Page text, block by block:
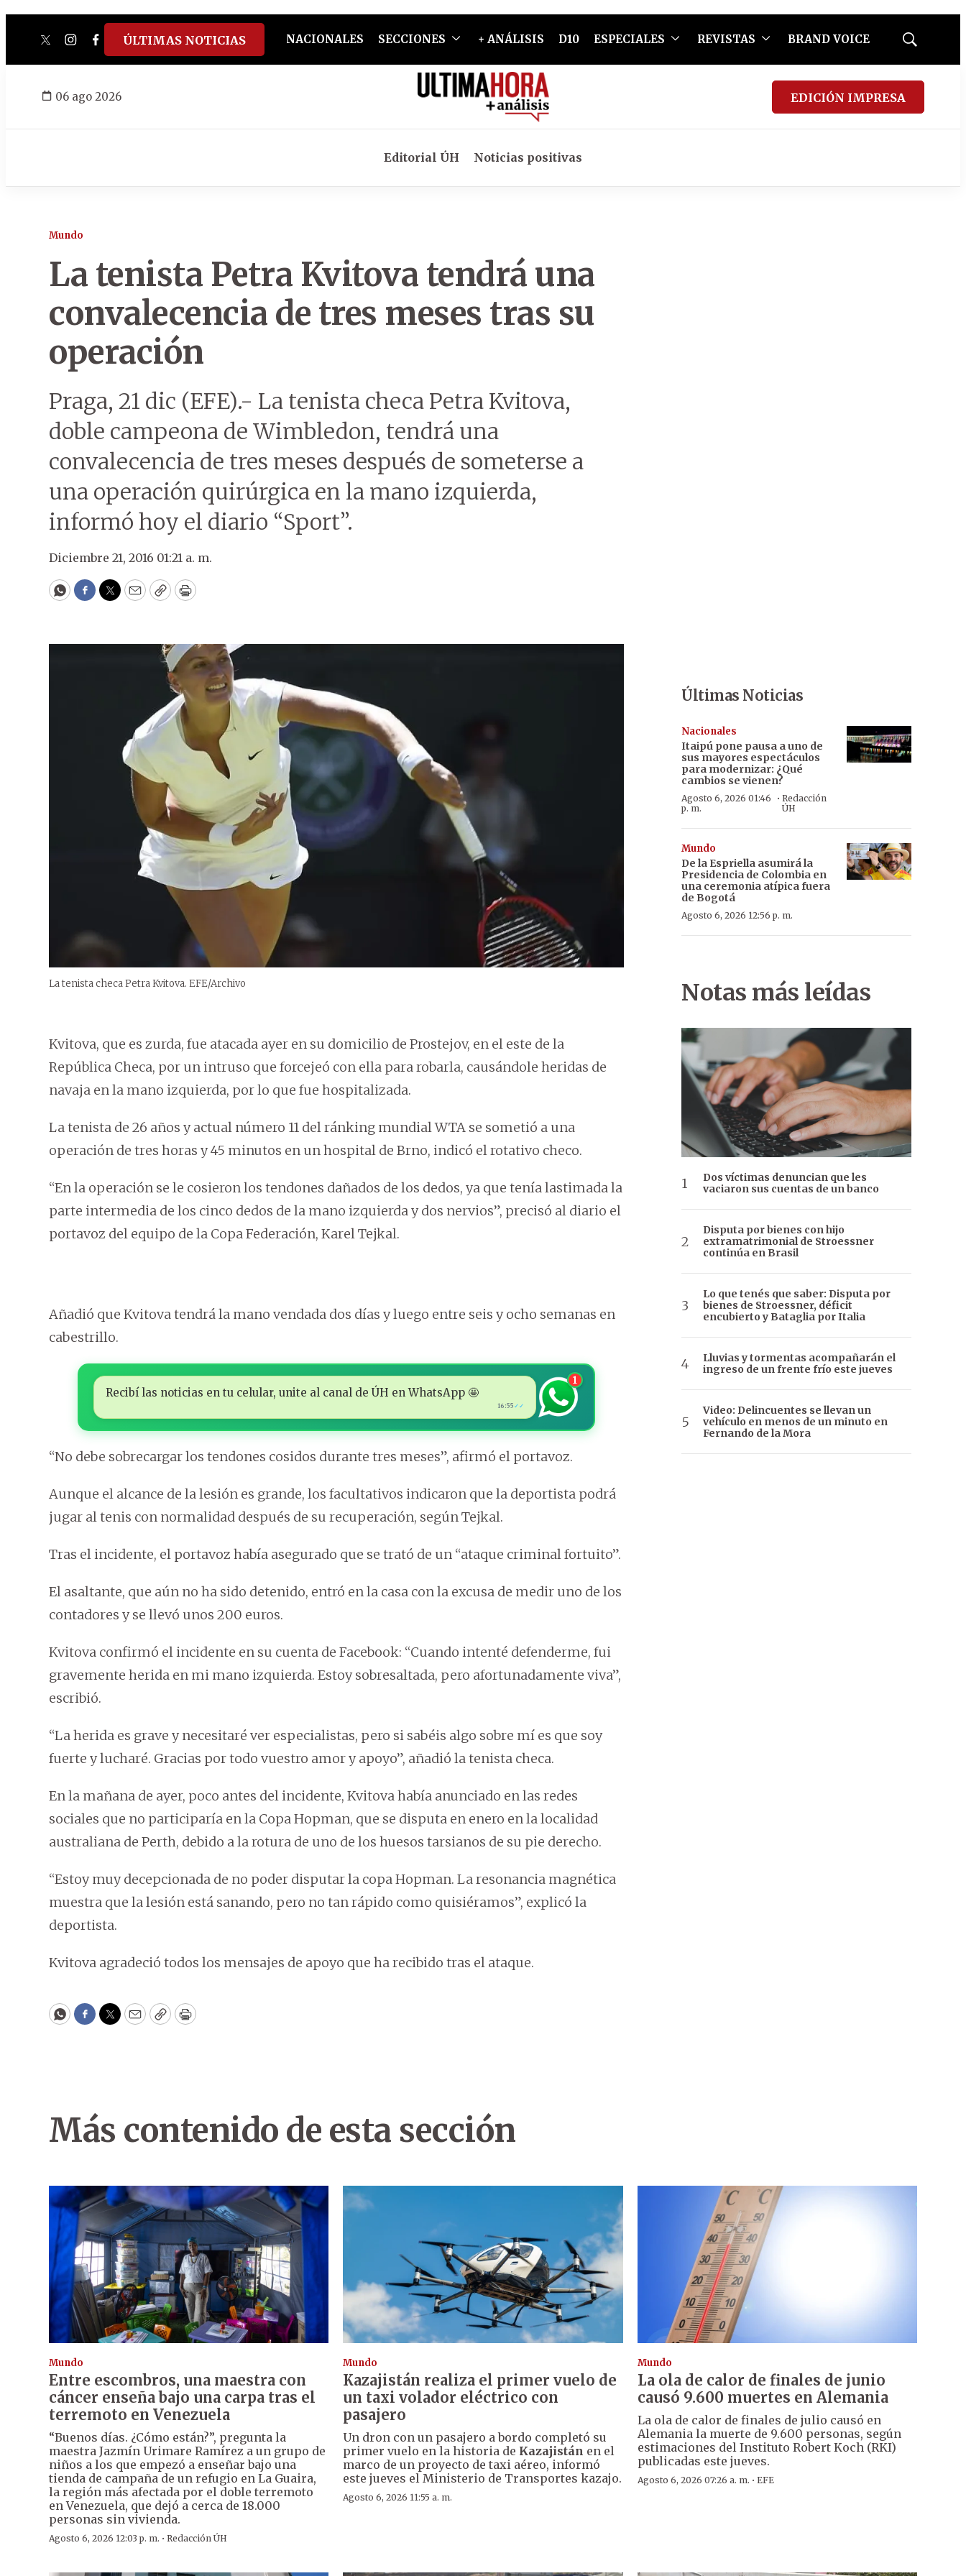
twitterinstagram
facebook
tiktokyoutube
spotify
ÚLTIMAS NOTICIAS NACIONALES SECCIONES + ANÁLISIS D10 ESPECIALES REVISTAS BRAND VOICE
Mostrar
06 ago 2026 EDICIÓN IMPRESA
Editorial ÚH Noticias positivas
Mundo
La tenista Petra Kvitova tendrá una
convalecencia de tres meses tras su
operación
Praga, 21 dic (EFE).- La tenista checa Petra Kvitova,
doble campeona de Wimbledon, tendrá una
convalecencia de tres meses después de someterse a
una operación quirúrgica en la mano izquierda,
informó hoy el diario “Sport”.
Diciembre 21, 2016 01:21 a. m.
WhatsApp
Facebook
Twitter
EmailCopyPrint
La tenista checa Petra Kvitova. EFE/Archivo
Kvitova, que es zurda, fue atacada ayer en su domicilio de Prostejov, en el este de la
República Checa, por un intruso que forcejeó con ella para robarla, causándole heridas de
navaja en la mano izquierda, por lo que fue hospitalizada.
La tenista de 26 años y actual número 11 del ránking mundial WTA se sometió a una
operación de tres horas y 45 minutos en un hospital de Brno, indicó el rotativo checo.
“En la operación se le cosieron los tendones dañados de los dedos, ya que tenía lastimada la
parte intermedia de los cinco dedos de la mano izquierda y dos nervios”, precisó al diario el
portavoz del equipo de la Copa Federación, Karel Tejkal.
Añadió que Kvitova tendrá la mano vendada dos días y luego entre seis y ocho semanas en
cabestrillo.
Recibí las noticias en tu celular, unite al canal de ÚH en WhatsApp 🤩
16:55 ✓✓
1
“No debe sobrecargar los tendones cosidos durante tres meses”, afirmó el portavoz.
Aunque el alcance de la lesión es grande, los facultativos indicaron que la deportista podrá
jugar al tenis con normalidad después de su recuperación, según Tejkal.
Tras el incidente, el portavoz había asegurado que se trató de un “ataque criminal fortuito”.
El asaltante, que aún no ha sido detenido, entró en la casa con la excusa de medir uno de los
contadores y se llevó unos 200 euros.
Kvitova confirmó el incidente en su cuenta de Facebook: “Cuando intenté defenderme, fui
gravemente herida en mi mano izquierda. Estoy sobresaltada, pero afortunadamente viva”,
escribió.
“La herida es grave y necesitaré ver especialistas, pero si sabéis algo sobre mí es que soy
fuerte y lucharé. Gracias por todo vuestro amor y apoyo”, añadió la tenista checa.
En la mañana de ayer, poco antes del incidente, Kvitova había anunciado en las redes
sociales que no participaría en la Copa Hopman, que se disputa en enero en la localidad
australiana de Perth, debido a la rotura de uno de los huesos tarsianos de su pie derecho.
“Estoy muy decepcionada de no poder disputar la copa Hopman. La resonancia magnética
muestra que la lesión está sanando, pero no tan rápido como quisiéramos”, explicó la
deportista.
Kvitova agradeció todos los mensajes de apoyo que ha recibido tras el ataque.
WhatsApp
Facebook
Twitter
EmailCopyPrint
Últimas Noticias
Nacionales
Itaipú pone pausa a uno de
sus mayores espectáculos
para modernizar: ¿Qué
cambios se vienen?
Agosto 6, 2026 01:46
p. m.
· Redacción
ÚH
Mundo
De la Espriella asumirá la
Presidencia de Colombia en
una ceremonia atípica fuera
de Bogotá
Agosto 6, 2026 12:56 p. m.
Notas más leídas
Dos víctimas denuncian que les
vaciaron sus cuentas de un banco
Disputa por bienes con hijo
extramatrimonial de Stroessner
continúa en Brasil
Lo que tenés que saber: Disputa por
bienes de Stroessner, déficit
encubierto y Bataglia por Italia
Lluvias y tormentas acompañarán el
ingreso de un frente frío este jueves
Video: Delincuentes se llevan un
vehículo en menos de un minuto en
Fernando de la Mora
Más contenido de esta sección
Mundo
Entre escombros, una maestra con
cáncer enseña bajo una carpa tras el
terremoto en Venezuela
“Buenos días. ¿Cómo están?”, pregunta la
maestra Jazmín Urimare Ramírez a un grupo de
niños a los que empezó a enseñar bajo una
tienda de campaña de un refugio en La Guaira,
la región más afectada por el doble terremoto
en Venezuela, que dejó a cerca de 18.000
personas sin vivienda.
Agosto 6, 2026 12:03 p. m. · Redacción ÚH
Mundo
Kazajistán realiza el primer vuelo de
un taxi volador eléctrico con
pasajero
Un dron con un pasajero a bordo completó su
primer vuelo en la historia de Kazajistán en el
marco de un proyecto de taxi aéreo, informó
este jueves el Ministerio de Transportes kazajo.
Agosto 6, 2026 11:55 a. m.
Mundo
La ola de calor de finales de junio
causó 9.600 muertes en Alemania
La ola de calor de finales de julio causó en
Alemania la muerte de 9.600 personas, según
estimaciones del Instituto Robert Koch (RKI)
publicadas este jueves.
Agosto 6, 2026 07:26 a. m. · EFE